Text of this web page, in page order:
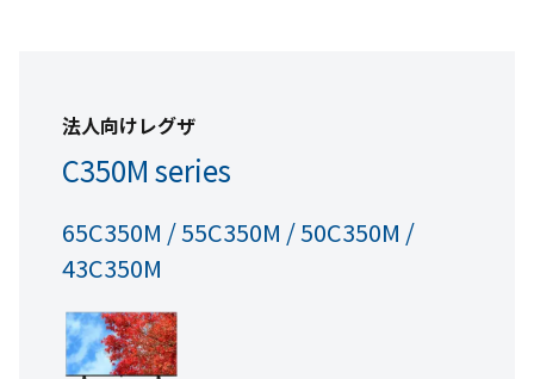
法人向けレグザ
C350M series
65C350M / 55C350M / 50C350M /
43C350M